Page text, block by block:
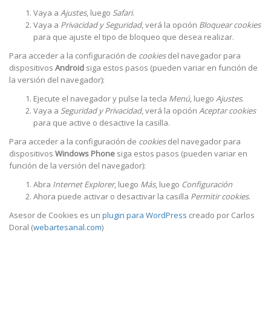
Vaya a Ajustes, luego Safari.
Vaya a Privacidad y Seguridad, verá la opción Bloquear cookies
para que ajuste el tipo de bloqueo que desea realizar.
Para acceder a la configuración de cookiesdel navegador para
dispositivos Android siga estos pasos (pueden variar en función de
la versión del navegador):
Ejecute el navegador y pulse la tecla Menú, luego Ajustes.
Vaya a Seguridad y Privacidad, verá la opción Aceptar cookies
para que active o desactive la casilla.
Para acceder a la configuración de cookiesdel navegador para
dispositivos Windows Phone siga estos pasos (pueden variar en
función de la versión del navegador):
Abra Internet Explorer, luego Más, luego Configuración
Ahora puede activar o desactivar la casilla Permitir cookies.
Asesor de Cookies es un plugin para WordPress creado por Carlos
Doral (webartesanal.com)